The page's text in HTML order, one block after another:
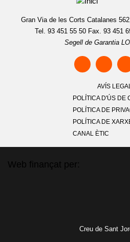
Gran Via de les Corts Catalanes
Tel. 93 451 55 50 Fax. 93 451
Segell de Garantia
AVÍS
POLÍTICA D'ÚS DE
POLÍTICA DE
POLÍTICA DE
CANAL ÈTIC
Web finançat per:
Creu de Sant